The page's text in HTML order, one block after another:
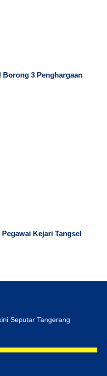
Borong 3 Penghargaan
Kejari Tangsel
Seputar Tangerang